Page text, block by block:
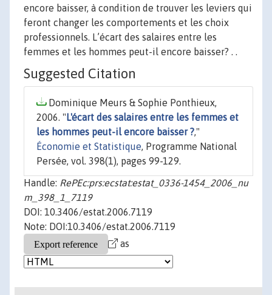
encore baisser, à condition de trouver les leviers qui
feront changer les comportements et les choix
professionnels. L’écart des salaires entre les
femmes et les hommes peut-il encore baisser? . .
Suggested Citation
Dominique Meurs & Sophie Ponthieux,
2006. " L'écart des salaires entre les femmes et
les hommes peut-il encore baisser ?,"
Économie et Statistique, Programme National
Persée, vol. 398(1), pages 99-129.
Handle: RePEc:prs:ecstat:estat_0336-1454_2006_nu
m_398_1_7119
DOI: 10.3406/estat.2006.7119
Note: DOI:10.3406/estat.2006.7119
as